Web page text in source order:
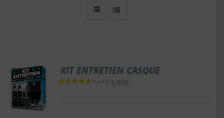
KIT ENTRETIEN CASQUE
19,90€